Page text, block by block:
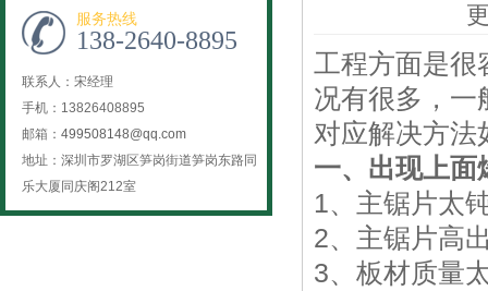
工程方面是很
况有很多，一
对应解决方法
一、出现上面
1、主锯片太
2、主锯片高
3、板材质量
服务热线
138-2640-8895
联系人：宋经理
手机：13826408895
邮箱： 499508148@qq.com
地址：深圳市罗湖区笋岗街道笋岗东路同
乐大厦同庆阁212室